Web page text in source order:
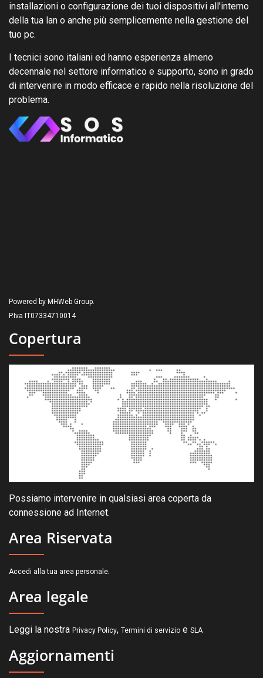
installazioni o configurazione dei tuoi dispositivi all'interno
della tua lan o anche più semplicemente nella gestione del
tuo pc.
I tecnici sono italiani ed hanno esperienza almeno
decennale nel settore informatico e supporto, sono in grado
di intervenire in modo efficace e rapido nella risoluzione del
problema.
Powered by MHWeb Group.
P.Iva IT07334710014
Copertura
Possiamo intervenire in qualsiasi area coperta da
connessione ad Internet.
Area Riservata
Accedi alla tua area personale.
Area legale
Leggi la nostra Privacy Policy, Termini di servizio e SLA
Aggiornamenti